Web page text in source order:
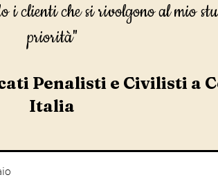
i clienti che si rivolgono al mio
priorità"
Penalisti e Civilisti a
Italia